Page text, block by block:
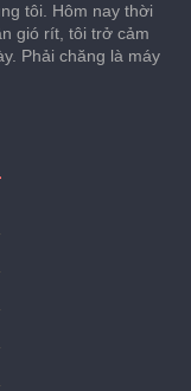
tôi. Hôm nay thời
gió rít, tôi trở cảm
Phải chăng là máy